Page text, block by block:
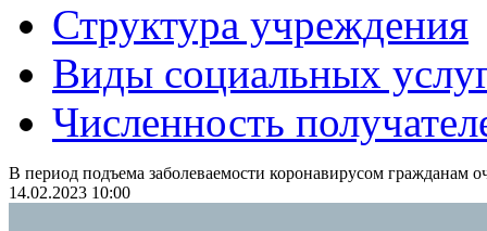
Структура учреждения
Виды социальных
Численность
В период подъема заболеваемости коронавирусом гражданам
14.02.2023 10:00